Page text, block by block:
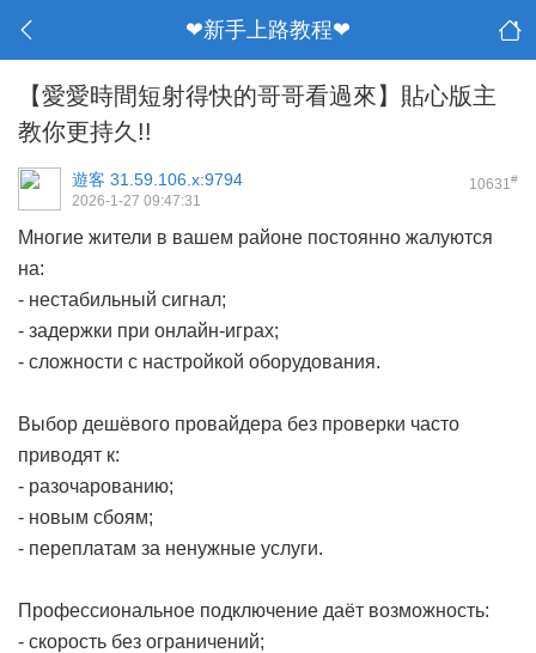
❤新手上路教程❤
【愛愛時間短射得快的哥哥看過來】貼心版主
教你更持久!!
10631#
遊客 31.59.106.x:9794
2026-1-27 09:47:31
Многие жители в вашем районе постоянно жалуются
на:
- нестабильный сигнал;
- задержки при онлайн-играх;
- сложности с настройкой оборудования.
Выбор дешёвого провайдера без проверки часто
приводят к:
- разочарованию;
- новым сбоям;
- переплатам за ненужные услуги.
Профессиональное подключение даёт возможность:
- скорость без ограничений;